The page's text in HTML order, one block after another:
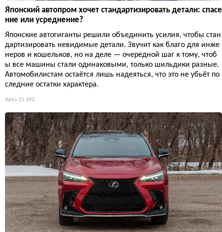
Японский автопром хочет стандартизировать детали: спасе
ние или усреднение?
Японские автогиганты решили объединить усилия, чтобы стан
дартизировать невидимые детали. Звучит как благо для инже
неров и кошельков, но на деле — очередной шаг к тому, чтоб
ы все машины стали одинаковыми, только шильдики разные.
Автомобилистам остаётся лишь надеяться, что это не убьёт по
следние остатки характера.
Авто 15 492